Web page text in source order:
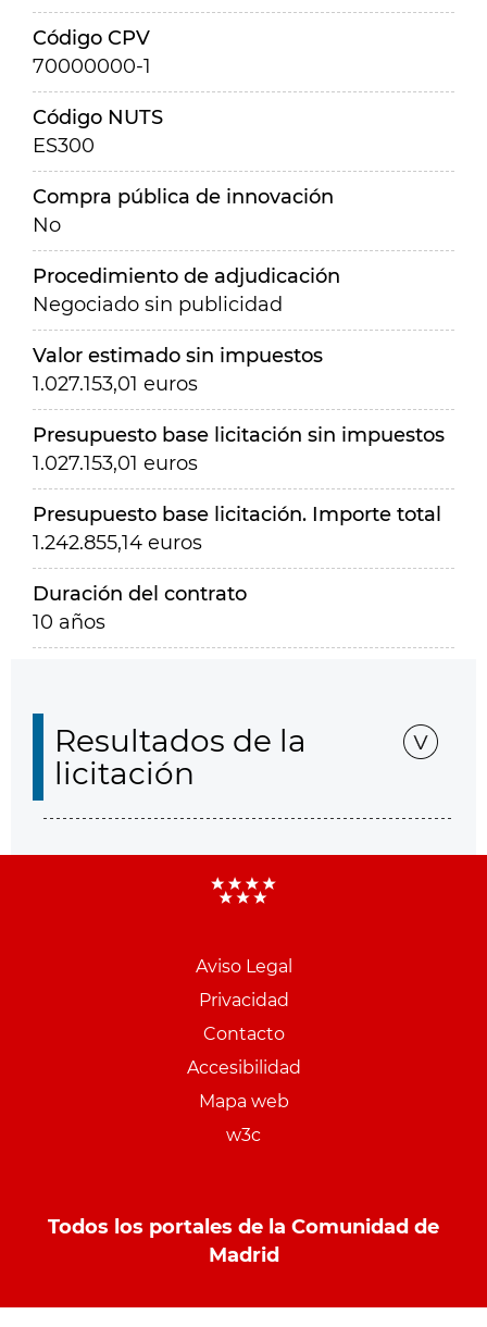
Código CPV
70000000-1
Código NUTS
ES300
Compra pública de innovación
No
Procedimiento de adjudicación
Negociado sin publicidad
Valor estimado sin impuestos
1.027.153,01 euros
Presupuesto base licitación sin impuestos
1.027.153,01 euros
Presupuesto base licitación. Importe total
1.242.855,14 euros
Duración del contrato
10 años
Resultados de la
licitación
Aviso Legal
Privacidad
Contacto
Accesibilidad
Mapa web
w3c
Todos los portales de la Comunidad de
Madrid